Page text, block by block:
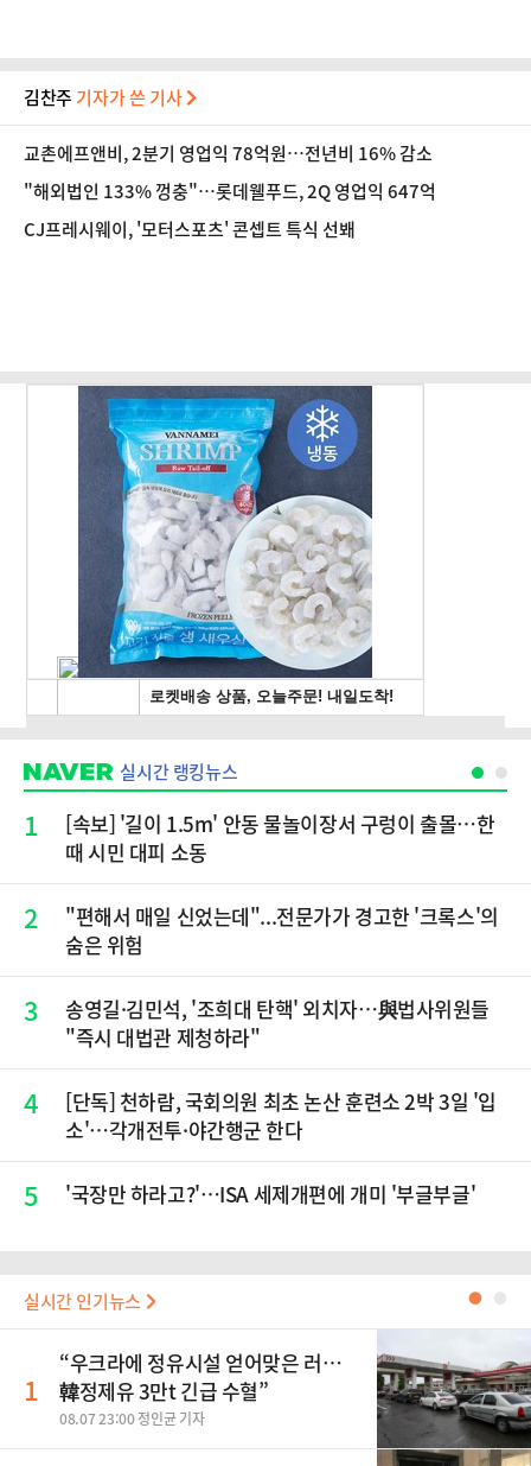
김찬주 기자가 쓴 기사
교촌에프앤비, 2분기 영업익 78억원…전년비 16% 감소
"해외법인 133% 껑충"…롯데웰푸드, 2Q 영업익 647억
CJ프레시웨이, '모터스포츠' 콘셉트 특식 선봬
실시간 랭킹뉴스
1
[속보] '길이 1.5m' 안동 물놀이장서 구렁이 출몰…한
때 시민 대피 소동
2
"편해서 매일 신었는데"...전문가가 경고한 '크록스'의
숨은 위험
3
송영길·김민석, '조희대 탄핵' 외치자…與법사위원들
"즉시 대법관 제청하라"
4
[단독] 천하람, 국회의원 최초 논산 훈련소 2박 3일 '입
소'…각개전투·야간행군 한다
5 '국장만 하라고?'…ISA 세제개편에 개미 '부글부글'
실시간 인기뉴스 ●
1
“우크라에 정유시설 얻어맞은 러…
韓정제유 3만t 긴급 수혈”
08.07 23:00 정인균 기자